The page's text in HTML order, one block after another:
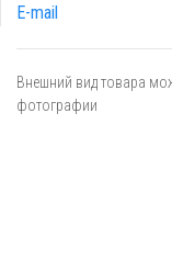
E-mail
Внешний вид товара
фотографии